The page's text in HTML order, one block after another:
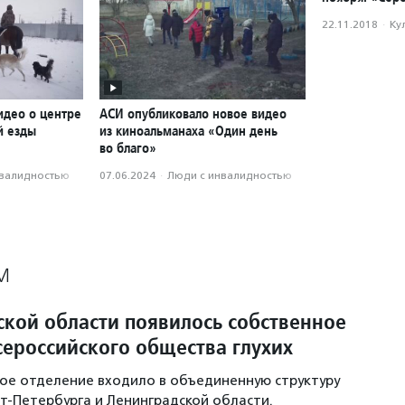
о центре
езды
АСИ опубликовало новое видео
из киноальманаха «Один день
во благо»
07.06.2024 · Люди с инвалидностью
22.11.2018 ·
области появилось собственное
общества глухих
отделение входило в объединенную структуру
Петербурга и Ленинградской области.